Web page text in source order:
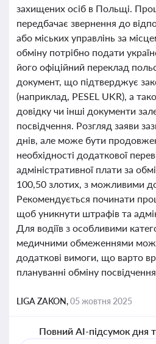
захищених осіб в Польщі.
передбачає звернення до
або міських управлінь за
обміну потрібно подати
його офіційний переклад
документ, що підтверджує
(наприклад, PESEL UKR), а
довідку чи інші документи
посвідчення. Розгляд заяви
днів, але може бути
необхідності додаткової
адміністративної плати за
100,50 злотих, з можливими
Рекомендується починати
щоб уникнути штрафів та
Для водіїв з особливими
медичними обмеженнями
додаткові вимоги, що варто
плануванні обміну
LIGA ZAKON,05 жовтня 2025
Повний AI-підсумок дня